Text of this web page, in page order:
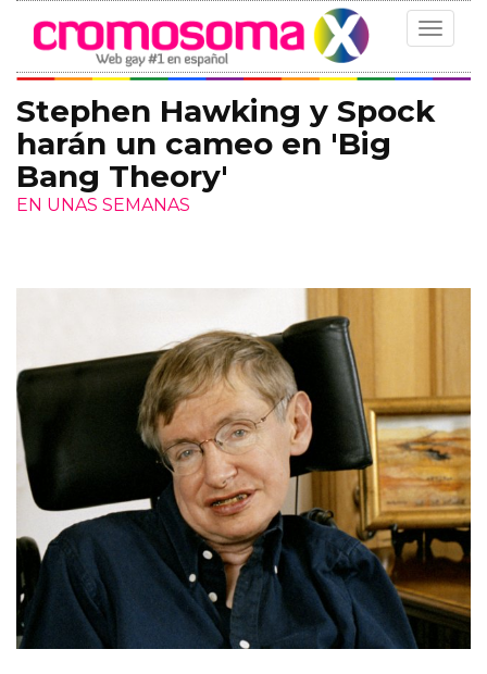
Toggle
Stephen Hawking y Spock
harán un cameo en 'Big
Bang Theory'
EN UNAS SEMANAS